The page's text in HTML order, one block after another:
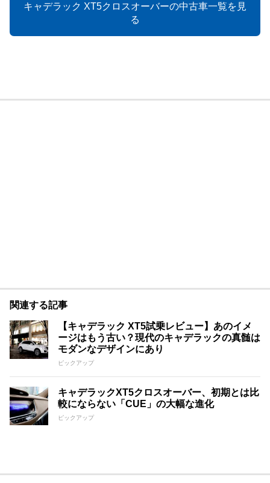
キャデラック XT5クロスオーバーの中古車一覧を見
る
関連する記事
【キャデラック XT5試乗レビュー】あのイメ
ージはもう古い？現代のキャデラックの真髄は
モダンなデザインにあり
ピックアップ
キャデラックXT5クロスオーバー、初期とは比
較にならない「CUE」の大幅な進化
ピックアップ